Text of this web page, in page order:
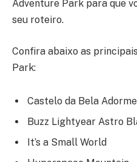
Adventure Park para que
seu roteiro.
Confira abaixo as
Park:
Castelo da Bela
Buzz Lightyear Astro
It’s a Small World